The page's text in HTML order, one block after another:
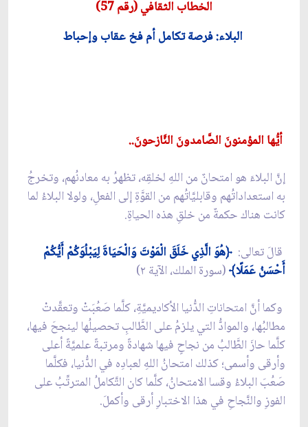
الخطاب الثقافي (رقم 57)
البلاء: فرصة تكامل أم فخ عقاب وإحباط
أيُّها المؤمنونَ الصَّامدونَ النَّازحونَ..
إنَّ البلاءَ هو امتحانٌ من اللهِ لخلقِه، تظهرُ به معادنُهم، وتخرجُ
به استعداداتُهم وقابليَّاتُهم من القوَّةِ إلى الفعلِ، ولولا البلاءُ لما
كانت هناك حكمةٌ من خلقِ هذه الحياةِ.
قالَ تعالى: ﴿هُوَ الَّذِي خَلَقَ الْمَوْتَ وَالْحَيَاةَ لِيَبْلُوَكُمْ أَيُّكُمْ
أَحْسَنُ عَمَلًا﴾(سورة الملك، الآية ٢)
وكما أنَّ امتحاناتِ الدُّنيا الأكاديميَّةِ، كلَّما صَعُبَتْ وتعقَّدتْ
مطالبُها، والموادُّ التي يلزمُ على الطَّالبِ تحصيلُها لينجحَ فيها،
كلَّما حازَ الطَّالبُ من نجاحٍ فيها شهادةً ومرتبةً علميَّةً أعلى
وأرقى وأسمى؛ كذلك امتحانُ اللهِ لعبادِه في الدُّنيا، فكلَّما
صَعُبَ البلاءُ وقسا الامتحانُ، كلَّما كان التَّكاملُ المترتِّبُ على
الفوزِ والنَّجاحِ في هذا الاختبارِ أرقى وأكملَ.